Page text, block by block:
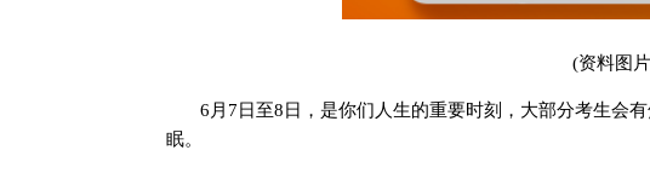
(资料图
6月7日至8日，是你们人生的重要时刻，大部分考生会
眠。